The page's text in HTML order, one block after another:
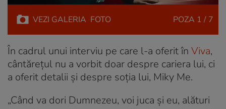
VEZI GALERIA FOTO POZA 1 / 7
În cadrul unui interviu pe care l-a oferit în Viva,
cântărețul nu a vorbit doar despre cariera lui, ci
a oferit detalii și despre soția lui, Miky Me.
„Când va dori Dumnezeu, voi juca și eu, alături